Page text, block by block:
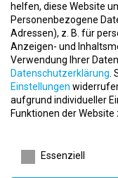
Wir bieten auch
Unternehmen an. Ob
Studio – fördern Sie
Mitarbeiter mit unserem
Kontakt
Wir bei MagicBody
und eine angenehme
gerne zur Verfügung.
helfen, diese Website
Personenbezogene
Adressen), z. B. für
Anzeigen- und
Verwendung Ihrer
Datenschutzerklärung.
Einstellungen
aufgrund individueller
Funktionen der
Essenziell